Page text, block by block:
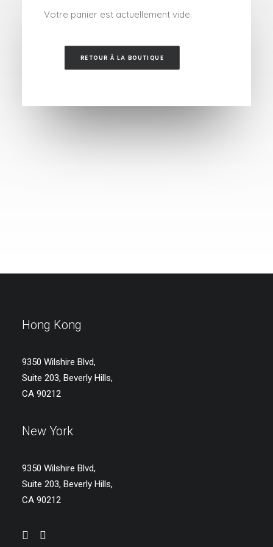
Votre panier est actuellement vide.
RETOUR À LA BOUTIQUE
Hong Kong
9350 Wilshire Blvd,
Suite 203, Beverly Hills,
CA 90212
New York
9350 Wilshire Blvd,
Suite 203, Beverly Hills,
CA 90212